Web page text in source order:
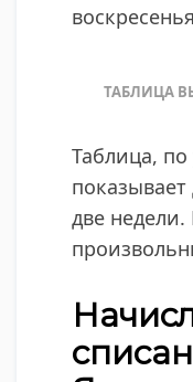
ТАБЛИЦА
Таблица,
две